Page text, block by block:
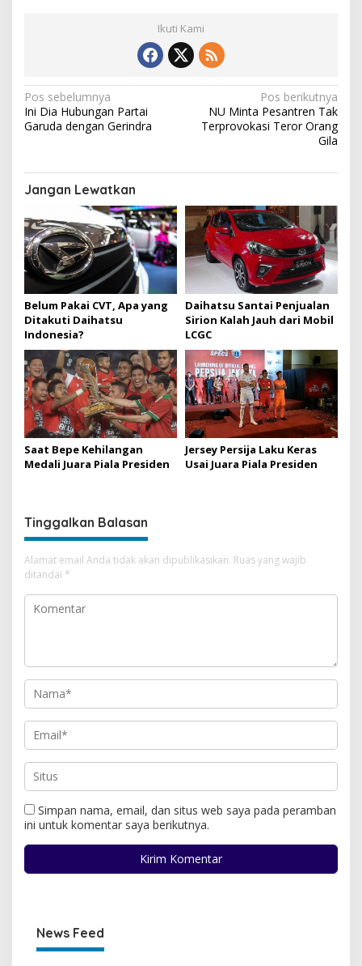
Ikuti Kami
N
a
i
g
a
s
i
p
o
s
Pos sebelumnya
Ini Dia Hubungan Partai
Garuda dengan Gerindra
Pos berikutnya
NU Minta Pesantren Tak
Terprovokasi Teror Orang
Gila
Jangan Lewatkan
Belum Pakai CVT, Apa yang
Ditakuti Daihatsu
Indonesia?
Daihatsu Santai Penjualan
Sirion Kalah Jauh dari Mobil
LCGC
Saat Bepe Kehilangan
Medali Juara Piala Presiden
Jersey Persija Laku Keras
Usai Juara Piala Presiden
Tinggalkan Balasan
Alamat email Anda tidak akan dipublikasikan. Ruas yang wajib
ditandai *
Simpan nama, email, dan situs web saya pada peramban
ini untuk komentar saya berikutnya.
News Feed